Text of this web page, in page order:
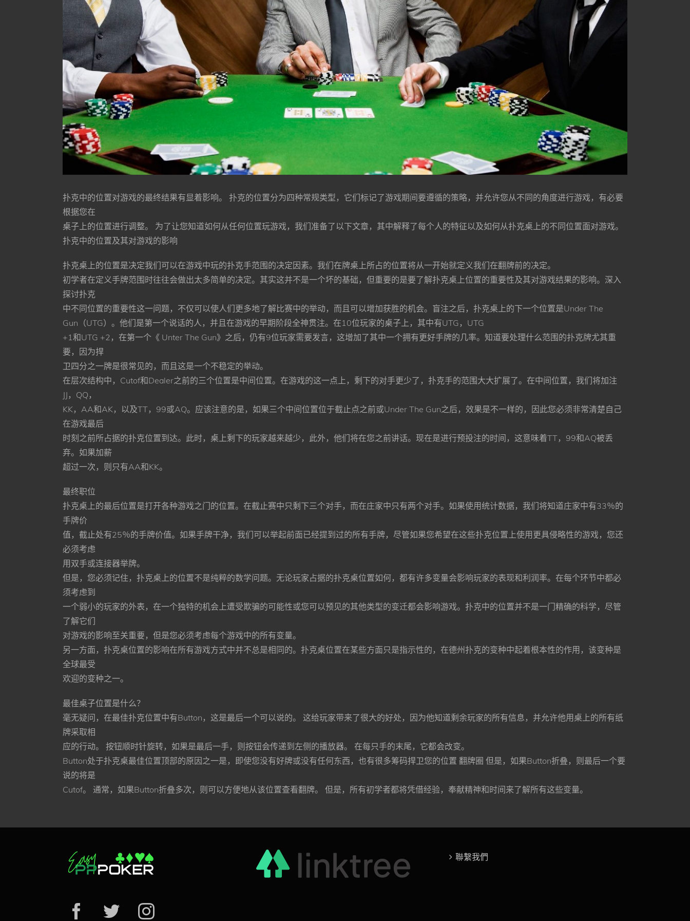
扑克中的位置对游戏的最终结果有显着影响。 扑克的位置分为四种常规类型，它们标记了游戏期间要遵循的策略，并允许您从不同的⻆度进⾏游戏，有必要
根据您在
桌⼦上的位置进⾏调整。 为了让您知道如何从任何位置玩游戏，我们准备了以下⽂章，其中解释了每个⼈的特征以及如何从扑克桌上的不同位置⾯对游戏。
扑克中的位置及其对游戏的影响
扑克桌上的位置是决定我们可以在游戏中玩的扑克⼿范围的决定因素。我们在牌桌上所占的位置将从⼀开始就定义我们在翻牌前的决定。
初学者在定义⼿牌范围时往往会做出太多简单的决定。其实这并不是⼀个坏的基础，但重要的是要了解扑克桌上位置的重要性及其对游戏结果的影响。深⼊
探讨扑克
中不同位置的重要性这⼀问题，不仅可以使⼈们更多地了解⽐赛中的举动，⽽且可以增加获胜的机会。盲注之后，扑克桌上的下⼀个位置是Under The
Gun（UTG）。他们是第⼀个说话的⼈，并且在游戏的早期阶段全神贯注。在10位玩家的桌⼦上，其中有UTG，UTG
+1和UTG +2，在第⼀个《 Unter The Gun》之后，仍有9位玩家需要发⾔，这增加了其中⼀个拥有更好⼿牌的⼏率。知道要处理什么范围的扑克牌尤其重
要，因为捍
卫四分之⼀牌是很常⻅的，⽽且这是⼀个不稳定的举动。
在层次结构中，Cutof和Dealer之前的三个位置是中间位置。在游戏的这⼀点上，剩下的对⼿更少了，扑克⼿的范围⼤⼤扩展了。在中间位置，我们将加注
JJ，QQ，
KK，AA和AK，以及TT，99或AQ。应该注意的是，如果三个中间位置位于截⽌点之前或Under The Gun之后，效果是不⼀样的，因此您必须⾮常清楚⾃⼰
在游戏最后
时刻之前所占据的扑克位置到达。此时，桌上剩下的玩家越来越少，此外，他们将在您之前讲话。现在是进⾏预投注的时间，这意味着TT，99和AQ被丢
弃。如果加薪
超过⼀次，则只有AA和KK。
最终职位
扑克桌上的最后位置是打开各种游戏之⻔的位置。在截⽌赛中只剩下三个对⼿，⽽在庄家中只有两个对⼿。如果使⽤统计数据，我们将知道庄家中有33％的
⼿牌价
值，截⽌处有25％的⼿牌价值。如果⼿牌⼲净，我们可以举起前⾯已经提到过的所有⼿牌，尽管如果您希望在这些扑克位置上使⽤更具侵略性的游戏，您还
必须考虑
⽤双⼿或连接器举牌。
但是，您必须记住，扑克桌上的位置不是纯粹的数学问题。⽆论玩家占据的扑克桌位置如何，都有许多变量会影响玩家的表现和利润率。在每个环节中都必
须考虑到
⼀个弱⼩的玩家的外表，在⼀个独特的机会上遭受欺骗的可能性或您可以预⻅的其他类型的变迁都会影响游戏。扑克中的位置并不是⼀⻔精确的科学，尽管
了解它们
对游戏的影响⾄关重要，但是您必须考虑每个游戏中的所有变量。
另⼀⽅⾯，扑克桌位置的影响在所有游戏⽅式中并不总是相同的。扑克桌位置在某些⽅⾯只是指示性的，在德州扑克的变种中起着根本性的作⽤，该变种是
全球最受
欢迎的变种之⼀。
最佳桌⼦位置是什么？
毫⽆疑问，在最佳扑克位置中有Button，这是最后⼀个可以说的。 这给玩家带来了很⼤的好处，因为他知道剩余玩家的所有信息，并允许他⽤桌上的所有纸
牌采取相
应的⾏动。 按钮顺时针旋转，如果是最后⼀⼿，则按钮会传递到左侧的播放器。 在每只⼿的末尾，它都会改变。
Button处于扑克桌最佳位置顶部的原因之⼀是，即使您没有好牌或没有任何东⻄，也有很多筹码捍卫您的位置 翻牌圈 但是，如果Button折叠，则最后⼀个要
说的将是
Cutof。 通常，如果Button折叠多次，则可以⽅便地从该位置查看翻牌。 但是，所有初学者都将凭借经验，奉献精神和时间来了解所有这些变量。
聯繫我們